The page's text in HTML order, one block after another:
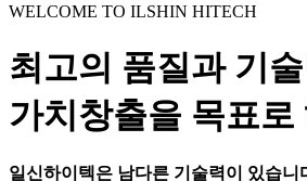
WELCOME TO ILSHIN HITECH
최고의 품질과 기
가치창출을 목표로
일신하이텍 은 남다른 기술력이 있습니